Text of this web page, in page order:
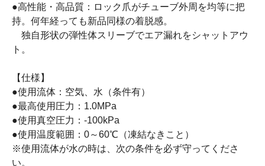
●高性能・高品質：ロック爪がチューブ外周を均等に把
持。何年経っても新品同様の着脱感。
独自形状の弾性体スリーブでエア漏れをシャットアウ
ト。
【仕様】
●使用流体：空気、水（条件有）
●最高使用圧力：1.0MPa
●使用真空圧力：-100kPa
●使用温度範囲：0～60℃（凍結なきこと）
※使用流体が水の時は、次の条件を必ず守ってくださ
い。